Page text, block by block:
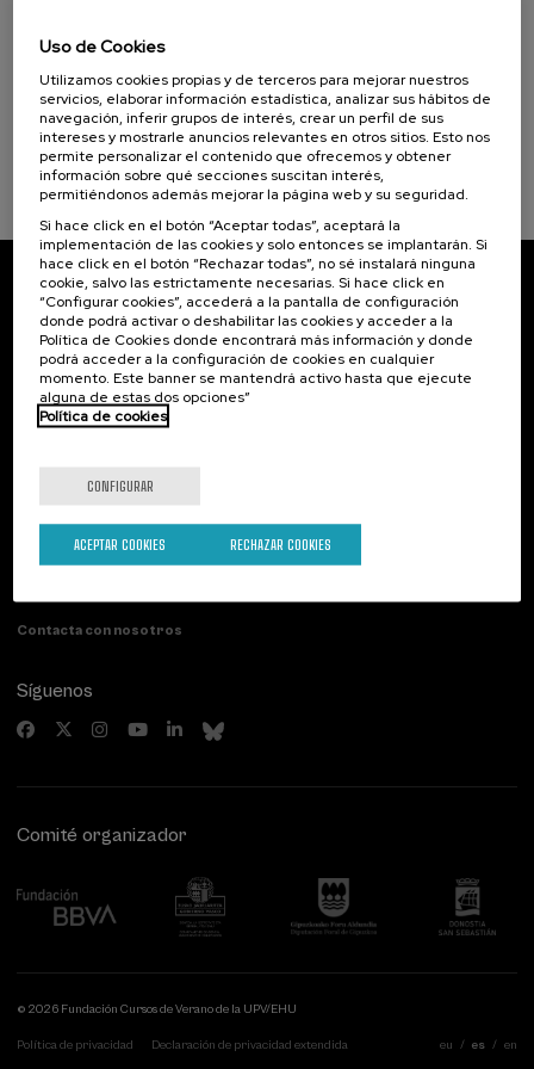
Computers and Simulators
40 h. Inglés .
...
DESDE 390 €
Últimas
Gratuito
Fecha
Lista
espera
Plazo
matrícula
finalizado
Suscríbete a nuestro boletín
Inscríbete para ser el primero/a en recibir las
novedades de UIK.
Suscribirse
Contacto
Palacio Miramar
Paseo de Miraconcha, 48
20007 Donostia / San Sebastián
Contacta con nosotros
Actividades anteriores
Síguenos
Comité organizador
© 2026 Fundación Cursos de Verano de la UPV/EHU
Política de privacidad Declaración de privacidad extendida eu es en
Uso de Cookies
Utilizamos cookies propias y de terceros para mejorar nuestros
servicios, elaborar información estadística, analizar sus hábitos de
navegación, inferir grupos de interés, crear un perfil de sus
intereses y mostrarle anuncios relevantes en otros sitios. Esto nos
permite personalizar el contenido que ofrecemos y obtener
información sobre qué secciones suscitan interés,
permitiéndonos además mejorar la página web y su seguridad.
Si hace click en el botón “Aceptar todas”, aceptará la
implementación de las cookies y solo entonces se implantarán. Si
hace click en el botón “Rechazar todas”, no sé instalará ninguna
cookie, salvo las estrictamente necesarias. Si hace click en
“Configurar cookies”, accederá a la pantalla de configuración
donde podrá activar o deshabilitar las cookies y acceder a la
Política de Cookies donde encontrará más información y donde
podrá acceder a la configuración de cookies en cualquier
momento. Este banner se mantendrá activo hasta que ejecute
alguna de estas dos opciones”
Política de cookies
CONFIGURAR
RECHAZAR COOKIES
ACEPTAR COOKIES